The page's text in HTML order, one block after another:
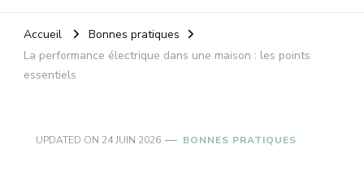
Accueil
Bonnes pratiques
La performance électrique dans une maison : les points
essentiels
UPDATED ON 24 JUIN 2026 BONNES PRATIQUES